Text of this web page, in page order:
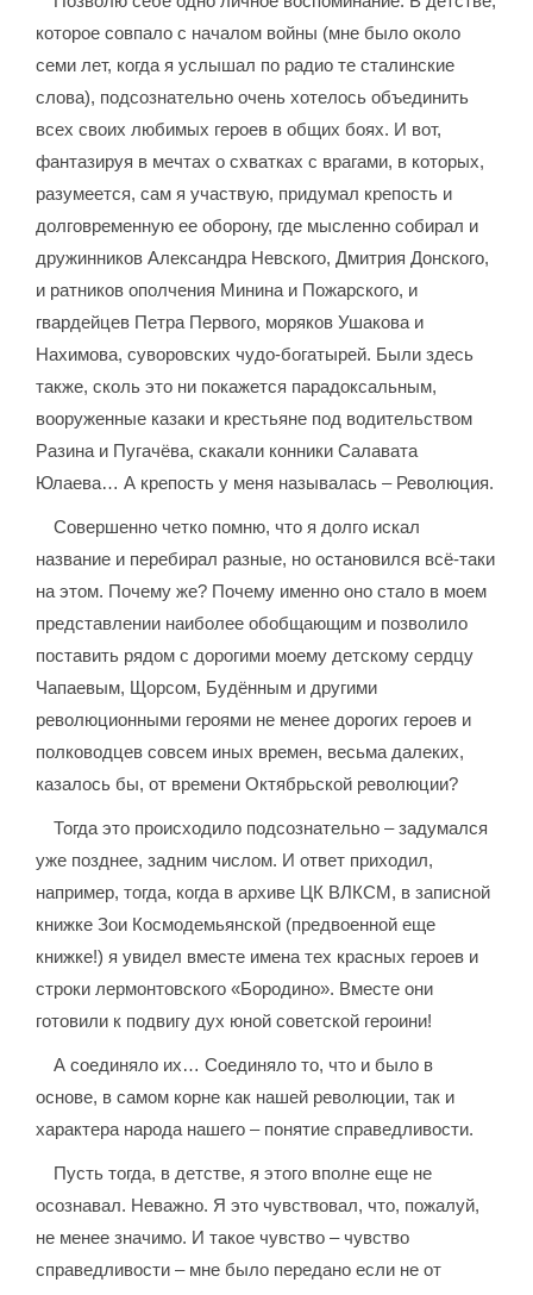
которое совпало с началом войны (мне было около
семи лет, когда я услышал по радио те сталинские
слова), подсознательно очень хотелось объединить
всех своих любимых героев в общих боях. И вот,
фантазируя в мечтах о схватках с врагами, в которых,
разумеется, сам я участвую, придумал крепость и
долговременную ее оборону, где мысленно собирал и
дружинников Александра Невского, Дмитрия Донского,
и ратников ополчения Минина и Пожарского, и
гвардейцев Петра Первого, моряков Ушакова и
Нахимова, суворовских чудо-богатырей. Были здесь
также, сколь это ни покажется парадоксальным,
вооруженные казаки и крестьяне под водительством
Разина и Пугачёва, скакали конники Салавата
Юлаева… А крепость у меня называлась – Революция.
Совершенно четко помню, что я долго искал
название и перебирал разные, но остановился всё-таки
на этом. Почему же? Почему именно оно стало в моем
представлении наиболее обобщающим и позволило
поставить рядом с дорогими моему детскому сердцу
Чапаевым, Щорсом, Будённым и другими
революционными героями не менее дорогих героев и
полководцев совсем иных времен, весьма далеких,
казалось бы, от времени Октябрьской революции?
Тогда это происходило подсознательно – задумался
уже позднее, задним числом. И ответ приходил,
например, тогда, когда в архиве ЦК ВЛКСМ, в записной
книжке Зои Космодемьянской (предвоенной еще
книжке!) я увидел вместе имена тех красных героев и
строки лермонтовского «Бородино». Вместе они
готовили к подвигу дух юной советской героини!
А соединяло их… Соединяло то, что и было в
основе, в самом корне как нашей революции, так и
характера народа нашего – понятие справедливости.
Пусть тогда, в детстве, я этого вполне еще не
осознавал. Неважно. Я это чувствовал, что, пожалуй,
не менее значимо. И такое чувство – чувство
справедливости – мне было передано если не от